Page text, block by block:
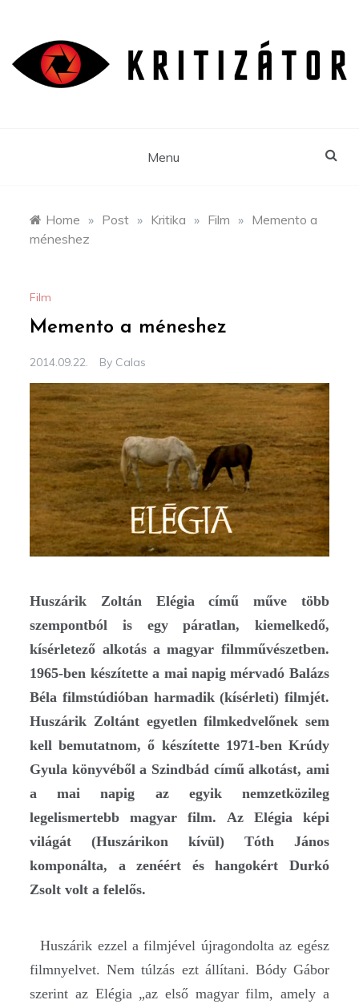
content
Menu
Home » Post » Kritika » Film » Memento a
méneshez
Film
Memento a méneshez
2014.09.22. By Calas
Huszárik Zoltán Elégia című műve több
szempontból is egy páratlan, kiemelkedő,
kísérletező alkotás a magyar filmművészetben.
1965-ben készítette a mai napig mérvadó Balázs
Béla filmstúdióban harmadik (kísérleti) filmjét.
Huszárik Zoltánt egyetlen filmkedvelőnek sem
kell bemutatnom, ő készítette 1971-ben Krúdy
Gyula könyvéből a Szindbád című alkotást, ami
a mai napig az egyik nemzetközileg
legelismertebb magyar film. Az Elégia képi
világát (Huszárikon kívül) Tóth János
komponálta, a zenéért és hangokért Durkó
Zsolt volt a felelős.
Huszárik ezzel a filmjével újragondolta az egész
filmnyelvet. Nem túlzás ezt állítani. Bódy Gábor
szerint az Elégia „az első magyar film, amely a